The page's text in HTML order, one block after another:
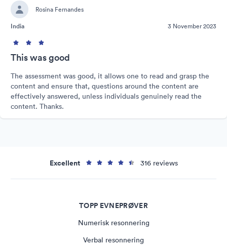
Rosina Fernandes
India
3 November 2023
This was good
The assessment was good, it allows one to read and grasp the
content and ensure that, questions around the content are
effectively answered, unless individuals genuinely read the
content. Thanks.
Excellent 316 reviews
TOPP EVNEPRØVER
Numerisk resonnering
Verbal resonnering